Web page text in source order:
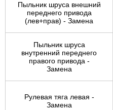
Пыльник шруса внешний
переднего привода
(лев+прав) - Замена
Пыльник шруса
внутренний переднего
правого привода -
Замена
Рулевая тяга левая -
Замена